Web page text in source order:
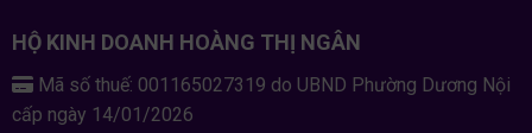
HỘ KINH DOANH HOÀNG THỊ NGÂN
Mã số thuế: 001165027319 do UBND Phường Dương Nội
cấp ngày 14/01/2026